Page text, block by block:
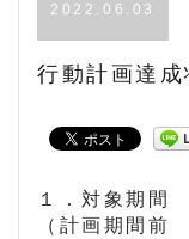
2022.06.03
行動計画達成
１．対象期間
（計画期間前